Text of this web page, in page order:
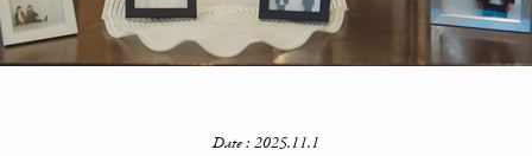
Date : 2025.11.1